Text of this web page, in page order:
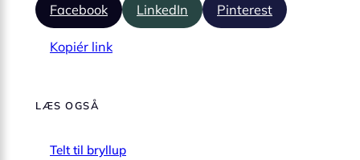
Facebook LinkedIn Pinterest
Kopiér link
LÆS OGSÅ
Telt til bryllup